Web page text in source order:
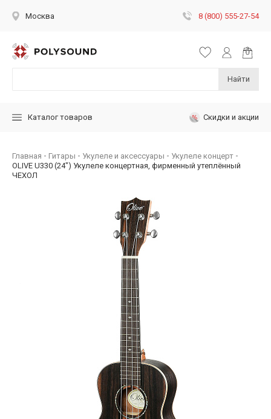
Москва 8 (800) 555-27-54
Найти
Каталог товаров Скидки и акции
Главная Гитары Укулеле и аксессуары
Укулеле концерт
OLIVE U330 (24") Укулеле концертная, фирменный утеплённый
ЧЕХОЛ